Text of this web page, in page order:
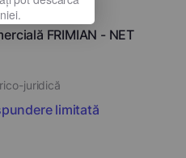
FRIMIAN - NET
juridică
limitată